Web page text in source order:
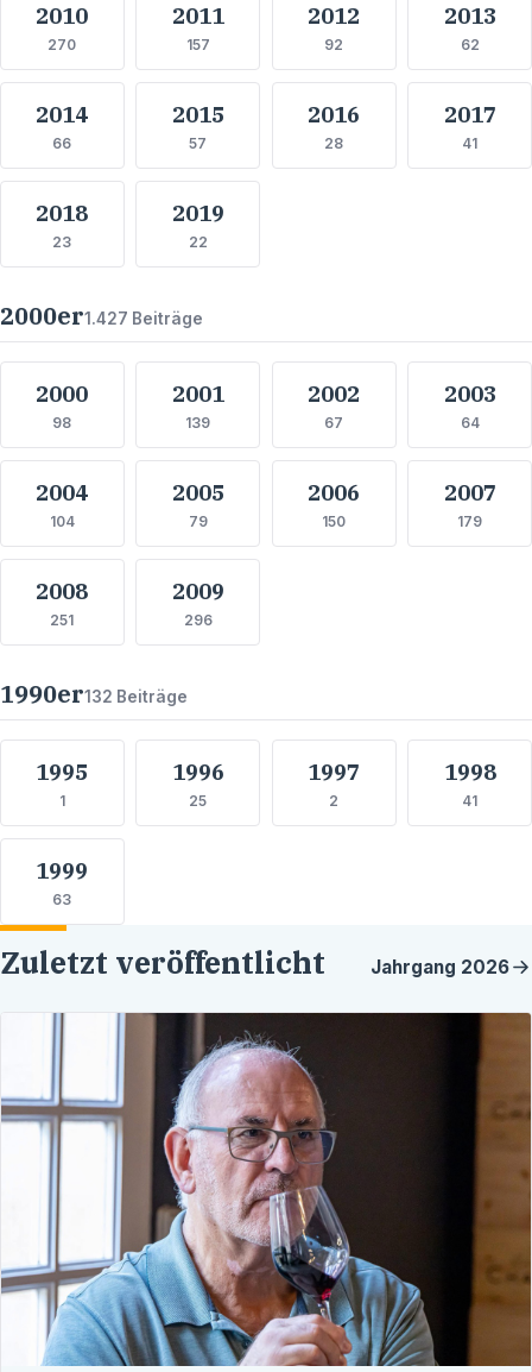
2010
270
2011
157
2012
92
2013
62
2014
66
2015
57
2016
28
2017
41
2018
23
2019
22
2000er1.427 Beiträge
2000
98
2001
139
2002
67
2003
64
2004
104
2005
79
2006
150
2007
179
2008
251
2009
296
1990er132 Beiträge
1995
1
1996
25
1997
2
1998
41
1999
63
Zuletzt veröffentlicht Jahrgang 2026